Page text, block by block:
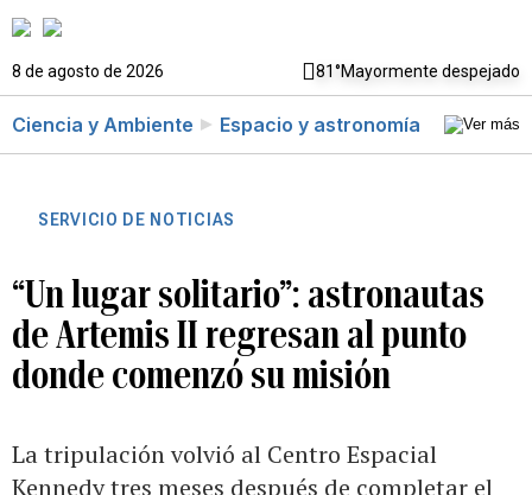
8 de agosto de 2026 81°Mayormente despejado
Ciencia y Ambiente Espacio y astronomía
SERVICIO DE NOTICIAS
“Un lugar solitario”: astronautas
de Artemis II regresan al punto
donde comenzó su misión
La tripulación volvió al Centro Espacial
Kennedy tres meses después de completar el